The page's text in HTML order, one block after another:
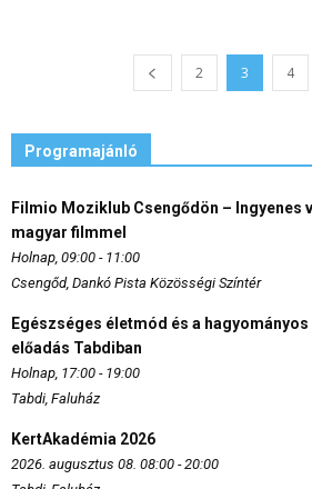
2 3 4
Programajánló
Filmio Moziklub Csengődön – Ingyenes
magyar filmmel
Holnap, 09:00 - 11:00
Csengőd, Dankó Pista Közösségi Színtér
Egészséges életmód és a
előadás Tabdiban
Holnap, 17:00 - 19:00
Tabdi, Faluház
KertAkadémia 2026
2026. augusztus 08. 08:00 - 20:00